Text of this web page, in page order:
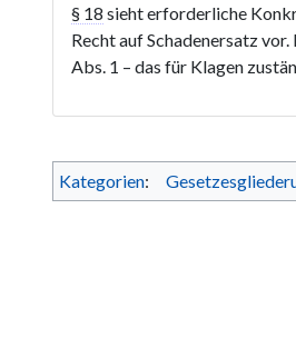
§ 18 sieht erforderliche
Recht auf Schadenersatz
Abs. 1 – das für Klagen
Kategorien: